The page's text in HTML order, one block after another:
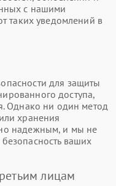
с нашими
таких уведомлений в
для защиты
доступа,
Однако ни один метод
хранения
надежным, и мы не
ваших
лицам